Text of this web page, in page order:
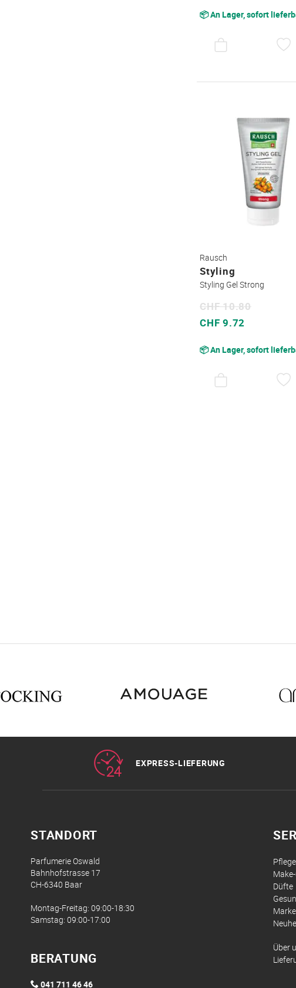
📦 An Lager, sofort
Rausch
Styling
Styling Gel Strong
Sonderpreis
CHF 9.72
CHF 10.80
📦 An Lager, sofort
EXPRESS-LIEFERUNG
STANDORT
Parfumerie Oswald
Bahnhofstrasse 17
CH-6340 Baar
Montag-Freitag: 09:00-18:30
Samstag: 09:00-17:00
BERATUNG
041 711 46 46
Pflege
Düfte
Über